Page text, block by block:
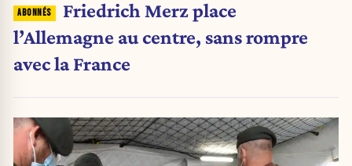
Friedrich Merz place
l’Allemagne au centre, sans rompre
avec la France